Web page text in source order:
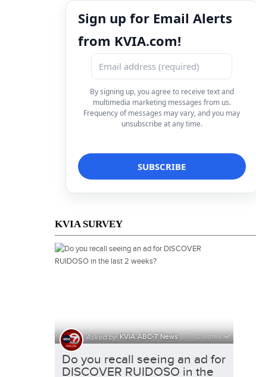
Sign up for Email Alerts
from KVIA.com!
By signing up, you agree to receive text and
multimedia marketing messages from us.
Frequency of messages may vary, and you may
unsubscribe at any time.
KVIA SURVEY